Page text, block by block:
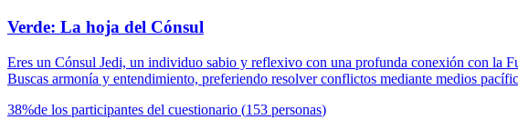
Verde: La hoja del Cónsul
Eres un Cónsul Jedi, un individuo sabio y reflexivo con una profunda conexión con la
Buscas armonía y entendimiento, preferiendo resolver conflictos mediante medios
38%de los participantes del cuestionario (153 personas)